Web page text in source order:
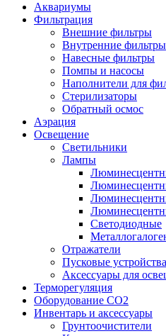
Аквариумы
Фильтрация
Внешние фильтры
Внутренние фильтры
Навесные фильтры
Помпы и насосы
Наполнители для
Стерилизаторы
Обратный осмос
Аэрация
Освещение
Светильники
Лампы
Светодиодные
Отражатели
Пусковые устройства
Аксессуары для
Терморегуляция
Оборудование CO2
Инвентарь и аксессуары
Грунтоочистители